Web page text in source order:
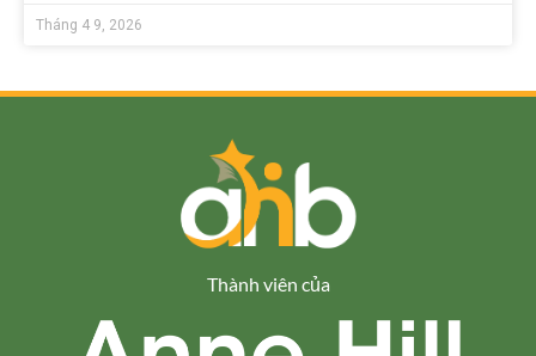
Tháng 4 9, 2026
Thành viên của